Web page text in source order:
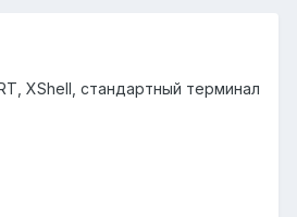
XShell, стандартный терминал